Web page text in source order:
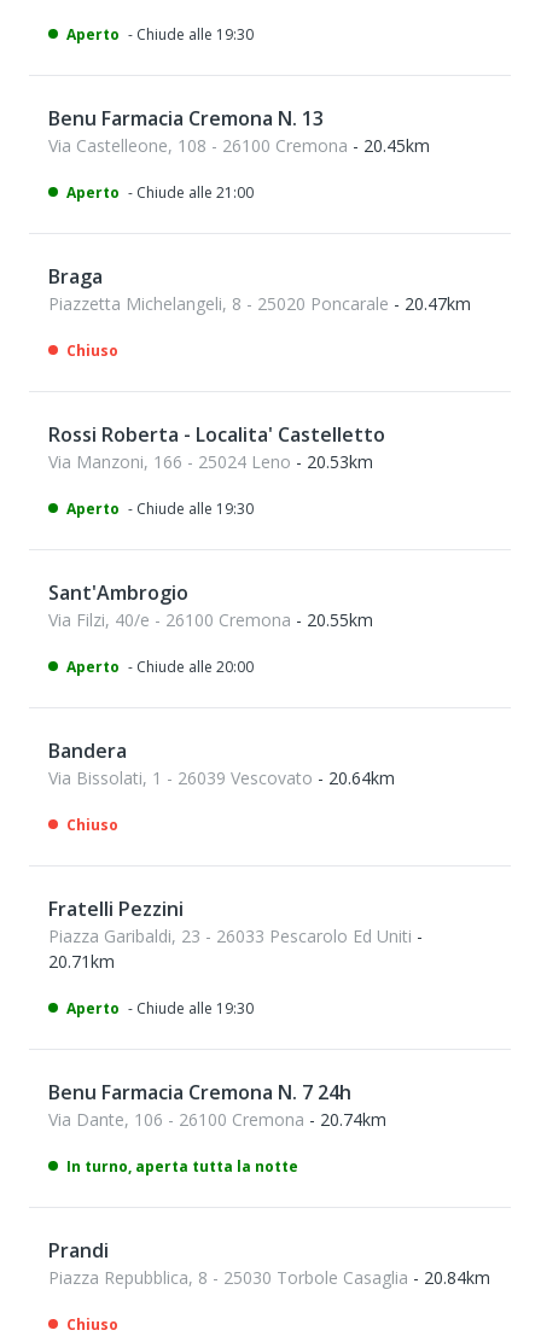
Aperto - Chiude alle 19:30
Benu Farmacia Cremona N. 13
Via Castelleone, 108 - 26100 Cremona - 20.45km
Aperto - Chiude alle 21:00
Braga
Piazzetta Michelangeli, 8 - 25020 Poncarale - 20.47km
Chiuso
Rossi Roberta - Localita' Castelletto
Via Manzoni, 166 - 25024 Leno - 20.53km
Aperto - Chiude alle 19:30
Sant'Ambrogio
Via Filzi, 40/e - 26100 Cremona - 20.55km
Aperto - Chiude alle 20:00
Bandera
Via Bissolati, 1 - 26039 Vescovato - 20.64km
Chiuso
Fratelli Pezzini
Piazza Garibaldi, 23 - 26033 Pescarolo Ed Uniti -
20.71km
Aperto - Chiude alle 19:30
Benu Farmacia Cremona N. 7 24h
Via Dante, 106 - 26100 Cremona - 20.74km
In turno, aperta tutta la notte
Prandi
Piazza Repubblica, 8 - 25030 Torbole Casaglia - 20.84km
Chiuso